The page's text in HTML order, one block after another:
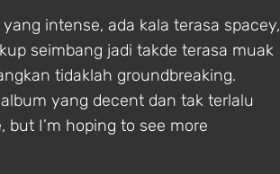
intense, ada kala terasa spacey,
seimbang jadi takde terasa muak
tidaklah groundbreaking.
yang decent dan tak terlalu
I’m hoping to see more